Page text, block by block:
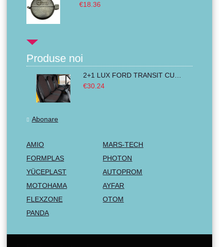
€18.36
Produse noi
€30.24
Abonare
AMIO
MARS-TECH
FORMPLAS
PHOTON
YÜCEPLAST
AUTOPROM
MOTOHAMA
AYFAR
FLEXZONE
OTOM
PANDA